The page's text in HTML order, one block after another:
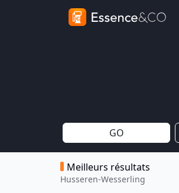
GO
Meilleurs résultats
Husseren-Wesserling